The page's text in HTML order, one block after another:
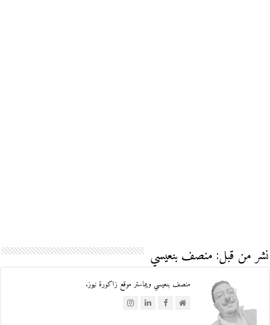
نشر من قبل: منصف بنعيسي
منصف بنعيسي ويبماستر موقع زاكورة نيوز.